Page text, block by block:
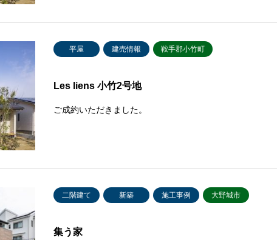
平屋 建売情報 鞍手郡小竹町
Les liens 小竹2号地
ご成約いただきました。
二階建て 新築 施工事例 大野城市
集う家